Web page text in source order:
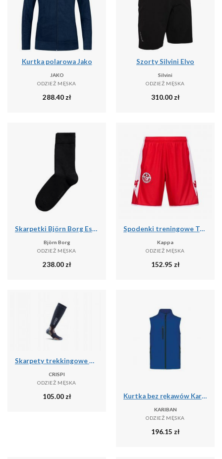
Kurtka polarowa Jako
JAKO
ODZIEŻ MĘSKA
288.40 zł
Szorty Silvini Elvo
Silvini
ODZIEŻ MĘSKA
310.00 zł
Skarpetki Björn Borg Essential (x10)
Björn Borg
ODZIEŻ MĘSKA
238.00 zł
Spodenki treningowe Tunisie Ahora Pro 7 2024
Kappa
ODZIEŻ MĘSKA
152.95 zł
Skarpety trekkingowe Crispi Calza Pro
CRISPI
ODZIEŻ MĘSKA
105.00 zł Kurtka bez rękawów Kariban
KARIBAN
ODZIEŻ MĘSKA
196.15 zł